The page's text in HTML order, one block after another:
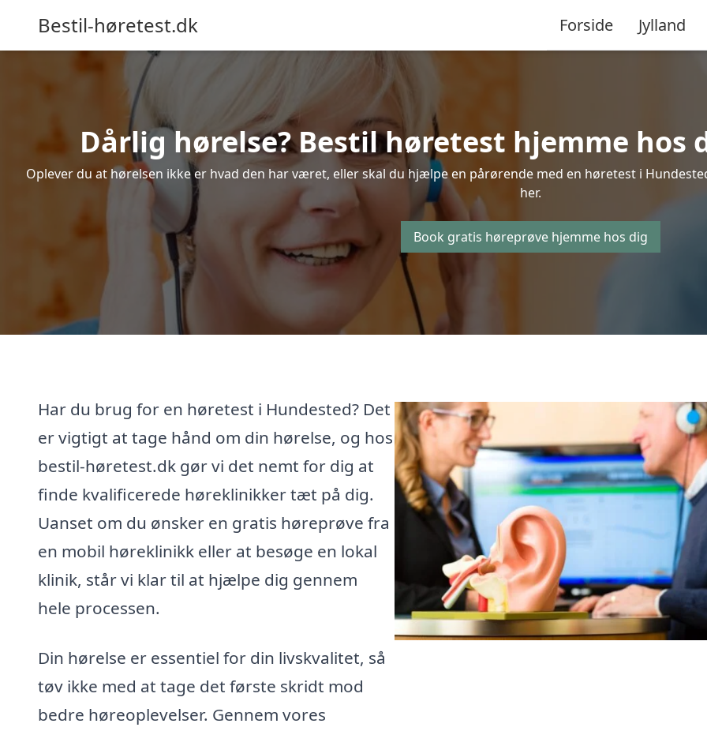
Bestil-høretest.dk Forside Jylland
Dårlig hørelse? Bestil høretest hjemme hos
Oplever du at hørelsen ikke er hvad den har været, eller skal du hjælpe en pårørende med en høretest i
her.
Book gratis høreprøve hjemme hos dig
Har du brug for en høretest i Hundested? Det
er vigtigt at tage hånd om din hørelse, og hos
bestil-høretest.dk gør vi det nemt for dig at
finde kvalificerede høreklinikker tæt på dig.
Uanset om du ønsker en gratis høreprøve fra
en mobil høreklinikk eller at besøge en lokal
klinik, står vi klar til at hjælpe dig gennem
hele processen.
Din hørelse er essentiel for din livskvalitet, så
tøv ikke med at tage det første skridt mod
bedre høreoplevelser. Gennem vores